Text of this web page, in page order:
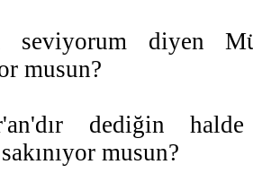
seviyorum diyen
musun?
dediğin
musun?